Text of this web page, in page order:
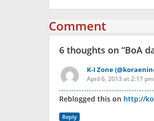
Comment
6 thoughts on “BoA
K-I Zone
April 6, 2013 at 2:17 pm
Reblogged this on http://
Reply